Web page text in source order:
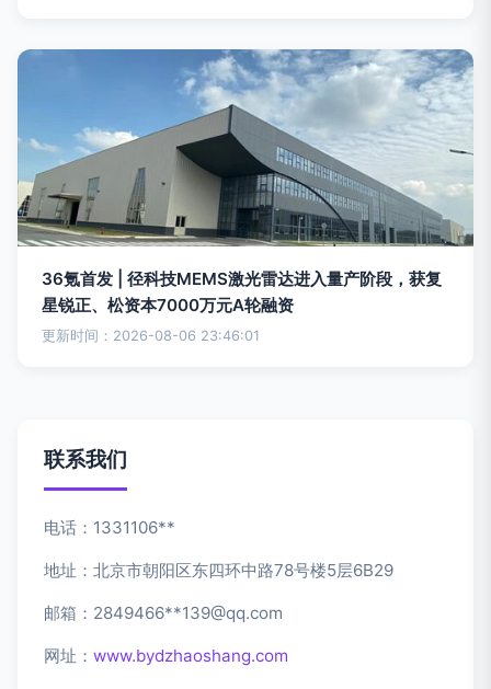
36氪首发 | 径科技MEMS激光雷达进入量产阶段，获复
星锐正、松资本7000万元A轮融资
更新时间：2026-08-06 23:46:01
联系我们
电话：1331106**
地址：北京市朝阳区东四环中路78号楼5层6B29
邮箱：2849466**139@qq.com
网址： www.bydzhaoshang.com